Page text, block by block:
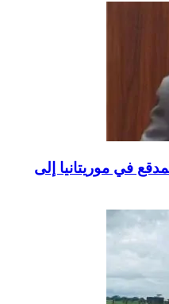
في موريتانيا إلى